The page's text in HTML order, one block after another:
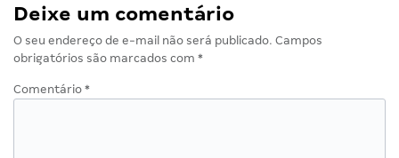
Deixe um comentário
O seu endereço de e-mail não será publicado. Campos
obrigatórios são marcados com *
Comentário *